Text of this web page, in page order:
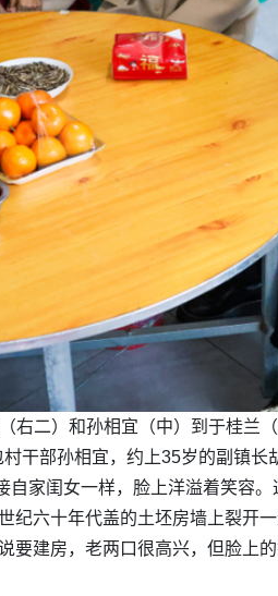
右二）和孙相宜（中）到于桂兰
干部孙相宜，约上35岁的副镇长
自家闺女一样，脸上洋溢着笑容
纪六十年代盖的土坯房墙上裂开
建房，老两口很高兴，但脸上